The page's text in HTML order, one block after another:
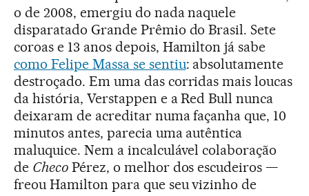
o de 2008, emergiu do nada naquele
disparatado Grande Prêmio do Brasil. Sete
coroas e 13 anos depois, Hamilton já sabe
como Felipe Massa se sentiu: absolutamente
destroçado. Em uma das corridas mais loucas
da história, Verstappen e a Red Bull nunca
deixaram de acreditar numa façanha que, 10
minutos antes, parecia uma autêntica
maluquice. Nem a incalculável colaboração
de ChecoPérez, o melhor dos escudeiros —
freou Hamilton para que seu vizinho de